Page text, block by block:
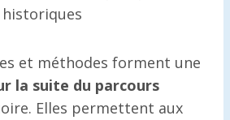
historiques
et méthodes forment une
la suite du parcours
Elles permettent aux